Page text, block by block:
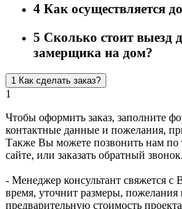
4 Как осуществляется
5 Сколько стоит выезд
замерщика на дом?
1 Как сделать заказ?
1
Чтобы оформить заказ, заполните
контактные данные и пожелания,
Также Вы можете позвонить нам по
сайте, или заказать обратный звонок.
- Менеджер консультант свяжется с
время, уточнит размеры, пожелания
предварительную стоимость